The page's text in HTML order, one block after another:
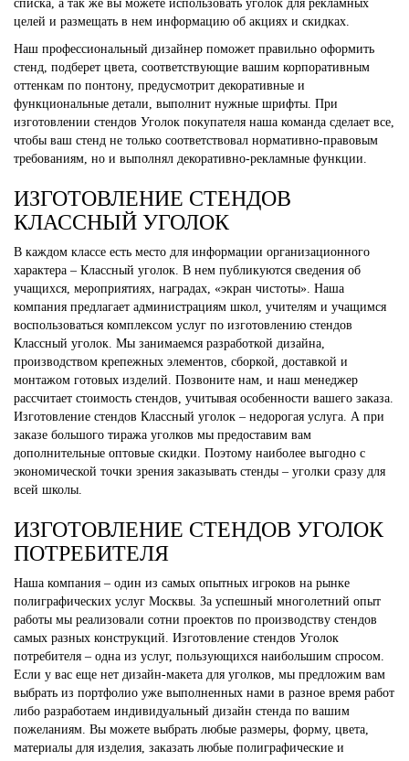
списка, а так же вы можете использовать уголок для рекламных
целей и размещать в нем информацию об акциях и скидках.
Наш профессиональный дизайнер поможет правильно оформить
стенд, подберет цвета, соответствующие вашим корпоративным
оттенкам по понтону, предусмотрит декоративные и
функциональные детали, выполнит нужные шрифты. При
изготовлении стендов Уголок покупателя наша команда сделает все,
чтобы ваш стенд не только соответствовал нормативно-правовым
требованиям, но и выполнял декоративно-рекламные функции.
ИЗГОТОВЛЕНИЕ СТЕНДОВ
КЛАССНЫЙ УГОЛОК
В каждом классе есть место для информации организационного
характера – Классный уголок. В нем публикуются сведения об
учащихся, мероприятиях, наградах, «экран чистоты». Наша
компания предлагает администрациям школ, учителям и учащимся
воспользоваться комплексом услуг по изготовлению стендов
Классный уголок. Мы занимаемся разработкой дизайна,
производством крепежных элементов, сборкой, доставкой и
монтажом готовых изделий. Позвоните нам, и наш менеджер
рассчитает стоимость стендов, учитывая особенности вашего заказа.
Изготовление стендов Классный уголок – недорогая услуга. А при
заказе большого тиража уголков мы предоставим вам
дополнительные оптовые скидки. Поэтому наиболее выгодно с
экономической точки зрения заказывать стенды – уголки сразу для
всей школы.
ИЗГОТОВЛЕНИЕ СТЕНДОВ УГОЛОК
ПОТРЕБИТЕЛЯ
Наша компания – один из самых опытных игроков на рынке
полиграфических услуг Москвы. За успешный многолетний опыт
работы мы реализовали сотни проектов по производству стендов
самых разных конструкций. Изготовление стендов Уголок
потребителя – одна из услуг, пользующихся наибольшим спросом.
Если у вас еще нет дизайн-макета для уголков, мы предложим вам
выбрать из портфолио уже выполненных нами в разное время работ
либо разработаем индивидуальный дизайн стенда по вашим
пожеланиям. Вы можете выбрать любые размеры, форму, цвета,
материалы для изделия, заказать любые полиграфические и